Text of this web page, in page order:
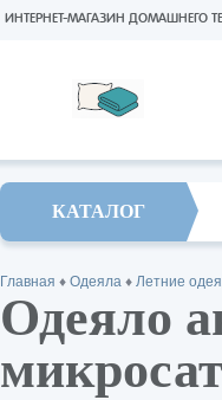
ИНТЕРНЕТ-МАГАЗИН ДОМАШНЕГО
КАТАЛОГ
Главная ♦ Одеяла ♦ Летние
Одеяло